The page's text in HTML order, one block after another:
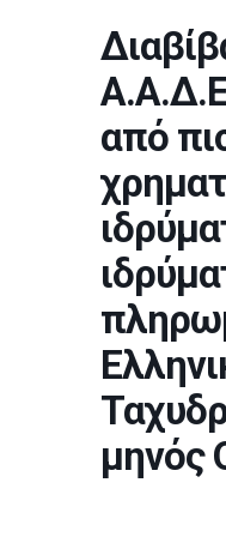
από
μηνός